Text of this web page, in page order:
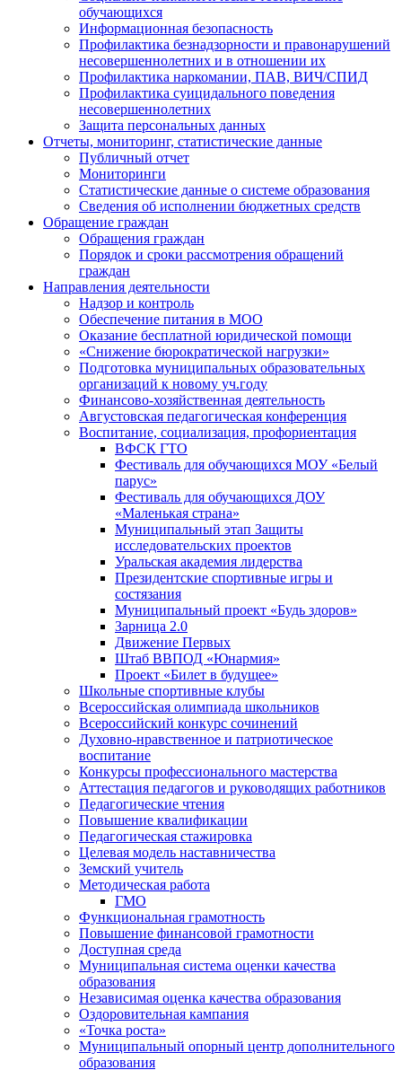
обучающихся
Информационная безопасность
Профилактика безнадзорности и правонарушений
несовершеннолетних и в отношении их
Профилактика наркомании, ПАВ, ВИЧ/СПИД
Профилактика суицидального поведения
несовершеннолетних
Защита персональных данных
Отчеты, мониторинг, статистические данные
Публичный отчет
Мониторинги
Статистические данные о системе образования
Сведения об исполнении бюджетных средств
Обращение граждан
Обращения граждан
Порядок и сроки рассмотрения обращений
граждан
Направления деятельности
Надзор и контроль
Обеспечение питания в МОО
Оказание бесплатной юридической помощи
«Снижение бюрократической нагрузки»
Подготовка муниципальных образовательных
организаций к новому уч.году
Финансово-хозяйственная деятельность
Августовская педагогическая конференция
Воспитание, социализация, профориентация
ВФСК ГТО
Фестиваль для обучающихся МОУ «Белый
парус»
Фестиваль для обучающихся ДОУ
«Маленькая страна»
Муниципальный этап Защиты
исследовательских проектов
Уральская академия лидерства
Президентские спортивные игры и
состязания
Муниципальный проект «Будь здоров»
Зарница 2.0
Движение Первых
Штаб ВВПОД «Юнармия»
Проект «Билет в будущее»
Школьные спортивные клубы
Всероссийская олимпиада школьников
Всероссийский конкурс сочинений
Духовно-нравственное и патриотическое
воспитание
Конкурсы профессионального мастерства
Аттестация педагогов и руководящих работников
Педагогические чтения
Повышение квалификации
Педагогическая стажировка
Целевая модель наставничества
Земский учитель
Методическая работа
ГМО
Функциональная грамотность
Повышение финансовой грамотности
Доступная среда
Муниципальная система оценки качества
образования
Независимая оценка качества образования
Оздоровительная кампания
«Точка роста»
Муниципальный опорный центр дополнительного
образования